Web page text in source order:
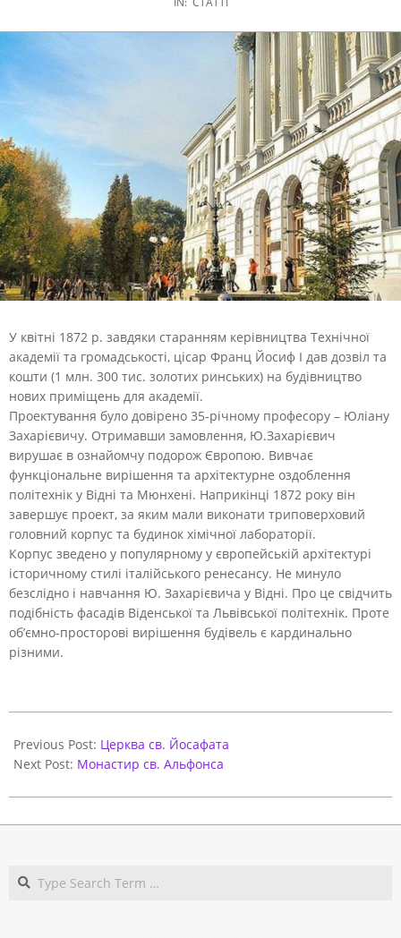
У квітні 1872 р. завдяки старанням керівництва Технічної
академії та громадськості, цісар Франц Йосиф І дав дозвіл та
кошти (1 млн. 300 тис. золотих ринських) на будівництво
нових приміщень для академії.
Проектування було довірено 35-річному професору – Юліану
Захарієвичу. Отримавши замовлення, Ю.Захарієвич
вирушає в ознайомчу подорож Європою. Вивчає
функціональне вирішення та архітектурне оздоблення
політехнік у Відні та Мюнхені. Наприкінці 1872 року він
завершує проект, за яким мали виконати триповерховий
головний корпус та будинок хімічної лабораторії.
Корпус зведено у популярному у європейській архітектурі
історичному стилі італійського ренесансу. Не минуло
безслідно і навчання Ю. Захарієвича у Відні. Про це свідчить
подібність фасадів Віденської та Львівської політехнік. Проте
об’ємно-просторові вирішення будівель є кардинально
різними.
10-
27
Previous Post: Церква св. Йосафата
Next Post: Монастир св. Альфонса